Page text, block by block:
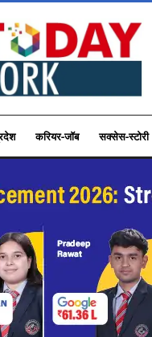
करियर-जॉब सक्सेस-स्टोरी